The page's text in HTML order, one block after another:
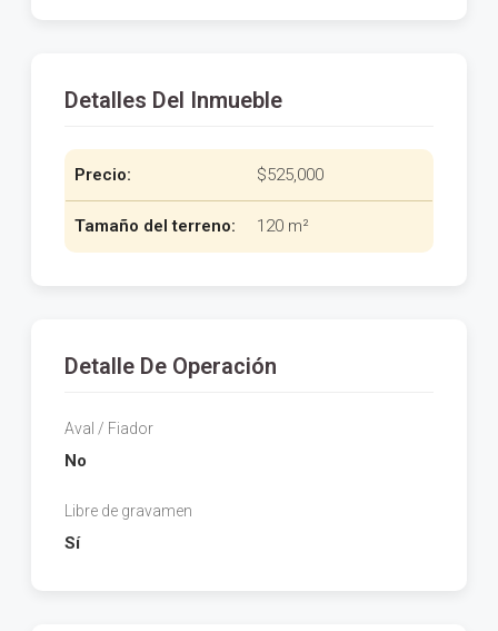
Detalles Del Inmueble
Precio: $525,000
Tamaño del terreno: 120 m²
Detalle De Operación
Aval / Fiador
No
Libre de gravamen
Sí